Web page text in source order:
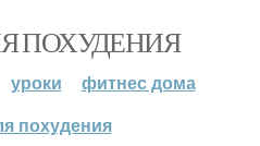
ПОХУДЕНИЯ
уроки
фитнес дома
похудения